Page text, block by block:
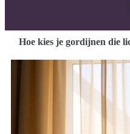
Hoe kies je gordijnen die